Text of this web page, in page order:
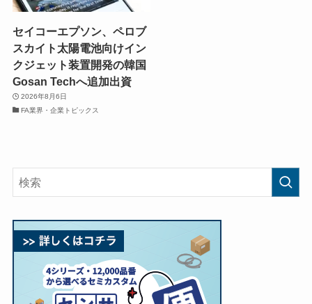
セイコーエプソン、ペロブ
スカイト太陽電池向けイン
クジェット装置開発の韓国
Gosan Techへ追加出資
2026年8月6日
FA業界・企業トピックス